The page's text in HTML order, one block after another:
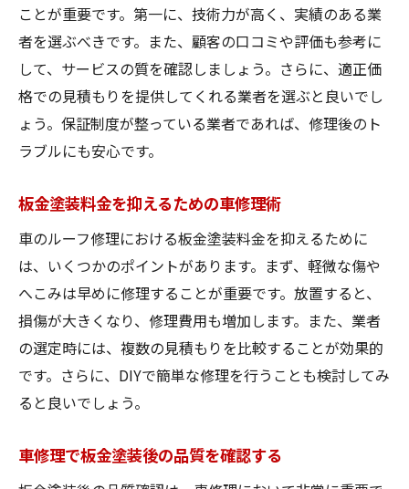
ことが重要です。第一に、技術力が高く、実績のある業
者を選ぶべきです。また、顧客の口コミや評価も参考に
して、サービスの質を確認しましょう。さらに、適正価
格での見積もりを提供してくれる業者を選ぶと良いでし
ょう。保証制度が整っている業者であれば、修理後のト
ラブルにも安心です。
板金塗装料金を抑えるための車修理術
車のルーフ修理における板金塗装料金を抑えるために
は、いくつかのポイントがあります。まず、軽微な傷や
へこみは早めに修理することが重要です。放置すると、
損傷が大きくなり、修理費用も増加します。また、業者
の選定時には、複数の見積もりを比較することが効果的
です。さらに、DIYで簡単な修理を行うことも検討してみ
ると良いでしょう。
車修理で板金塗装後の品質を確認する